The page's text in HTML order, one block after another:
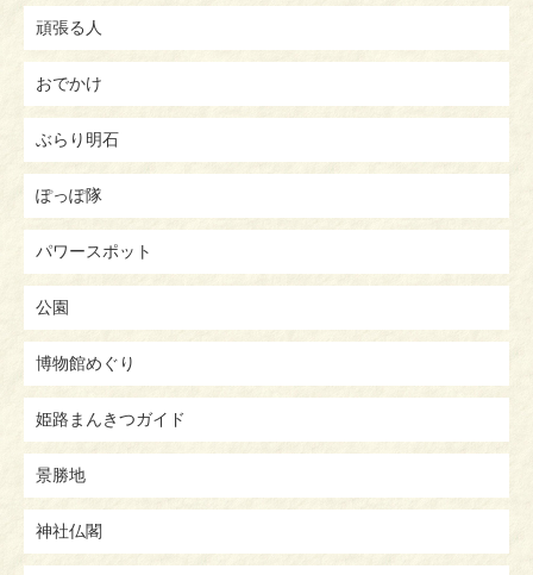
頑張る人
おでかけ
ぶらり明石
ぽっぽ隊
パワースポット
公園
博物館めぐり
姫路まんきつガイド
景勝地
神社仏閣